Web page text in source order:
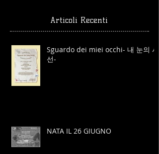
Articoli Recenti
Sguardo dei miei occhi- 내 눈의 시
선-
NATA IL 26 GIUGNO